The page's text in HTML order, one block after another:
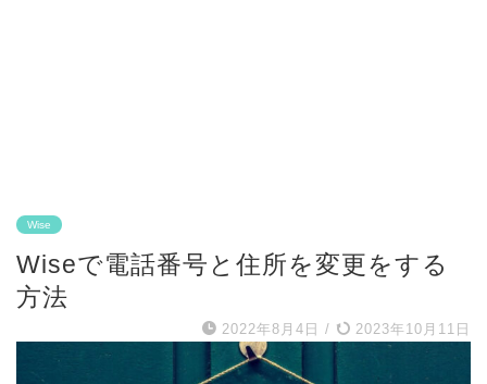
Wise
Wiseで電話番号と住所を変更をする
方法
2022年8月4日 / 2023年10月11日